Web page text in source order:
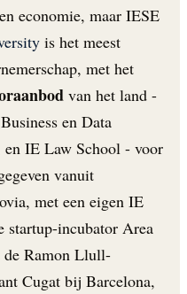
economie, maar IESE
is het meest
met het
van het land -
en Data
IE Law School - voor
vanuit
met een eigen IE
startup-incubator Area
de Ramon Llull-
Cugat bij Barcelona,